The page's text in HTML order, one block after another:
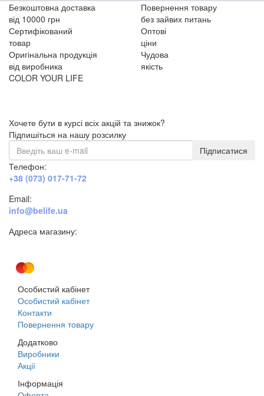
Безкоштовна доставка
від 10000 грн
Повернення товару
без зайвих питань
Сертифікований
товар
Оптові
ціни
Оригінальна продукція
від виробника
Чудова
якість
COLOR YOUR LIFE
Хочете бути в курсі всіх акцій та знижок?
Підпишіться на нашу розсилку
Підписатися
Телефон:
+38 (073) 017-71-72
Email:
info@belife.ua
Адреса магазину:
Особистий кабінет
Особистий кабінет
Контакти
Повернення товару
Додатково
Виробники
Акції
Інформація